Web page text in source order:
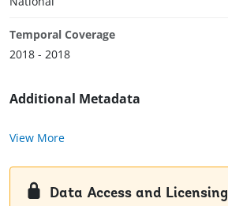
Temporal Coverage
2018 - 2018
Additional Metadata
View More
Data Access and Licensing